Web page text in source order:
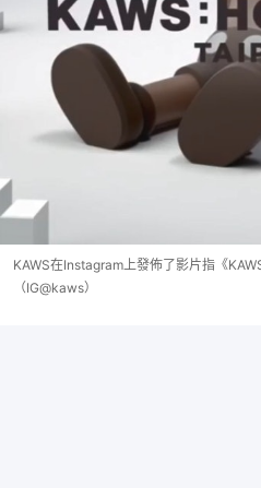
KAWS在Instagram上發佈了影片指《
（IG@kaws）